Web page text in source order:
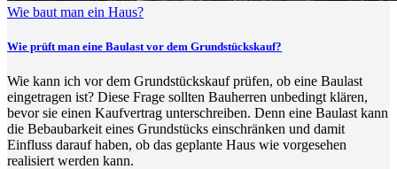
Wie baut man ein Haus?
Wie prüft man eine Baulast vor dem Grundstückskauf?
Wie kann ich vor dem Grundstückskauf prüfen, ob eine Baulast
eingetragen ist? Diese Frage sollten Bauherren unbedingt klären,
bevor sie einen Kaufvertrag unterschreiben. Denn eine Baulast kann
die Bebaubarkeit eines Grundstücks einschränken und damit
Einfluss darauf haben, ob das geplante Haus wie vorgesehen
realisiert werden kann.